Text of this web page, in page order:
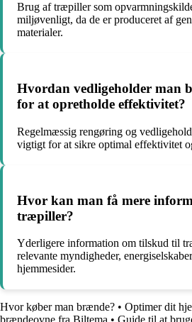
Brug af træpiller som
miljøvenligt, da de er produceret af
materialer.
Hvordan vedligeholder man
for at opretholde effektivitet?
Regelmæssig rengøring og
vigtigt for at sikre optimal effektivitet
Hvor kan man få mere
træpiller?
Yderligere information om tilskud til
relevante myndigheder,
hjemmesider.
Hvor køber man brænde? • Optimer dit